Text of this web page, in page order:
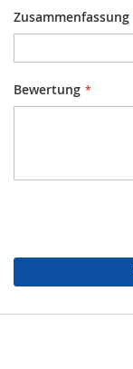
Zusammenfassung
Bewertung